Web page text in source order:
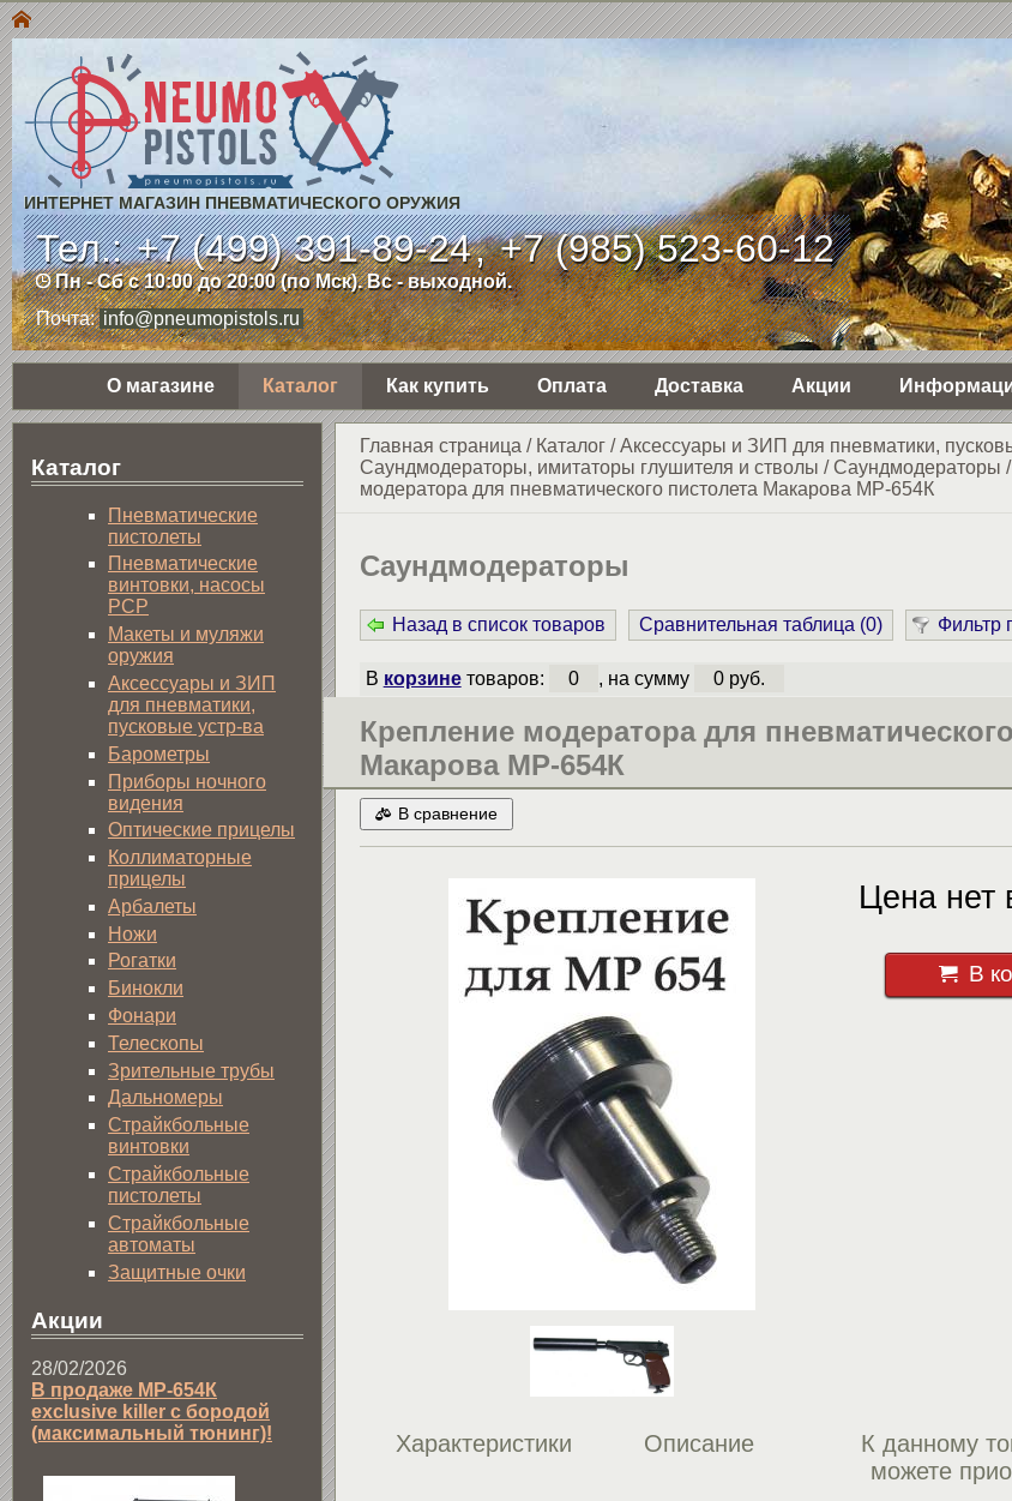
ИНТЕРНЕТ МАГАЗИН ПНЕВМАТИЧЕСКОГО ОРУЖИЯ
Тел.:+7 (499) 391-89-24,+7 (985) 523-60-12
Пн - Сб с 10:00 до 20:00 (по Мск). Вс - выходной.
Почта: info@pneumopistols.ru
О магазине Каталог Как купить Оплата Доставка Акции
Главная страница / Каталог/Аксессуары и ЗИП для пневматики,
Саундмодераторы, имитаторы глушителя и стволы /Саундмодераторы /
модератора для пневматического пистолета Макарова МР-654К
Саундмодераторы
Назад в список товаров Сравнительная таблица (0) Фильтр
В корзинетоваров: 0 , на сумму 0 руб.
Крепление модератора для
Макарова МР-654К
В сравнение
Цена нет
В
Характеристики Описание
К данному
можете
Каталог
Пнев­ма­ти­чес­кие
пистолеты
Пневматические
винтовки, насосы
PCP
Макеты и муляжи
оружия
Аксессуары и ЗИП
для пневматики,
пусковые устр-ва
Барометры
Приборы ночного
видения
Оптические прицелы
Коллиматорные
прицелы
Арбалеты
Ножи
Рогатки
Бинокли
Фонари
Телескопы
Зрительные трубы
Дальномеры
Страйкбольные
винтовки
Страйкбольные
пистолеты
Страйкбольные
автоматы
Защитные очки
Акции
28/02/2026
В продаже МР-654К
exclusive killer с бородой
(максимальный тюнинг)!